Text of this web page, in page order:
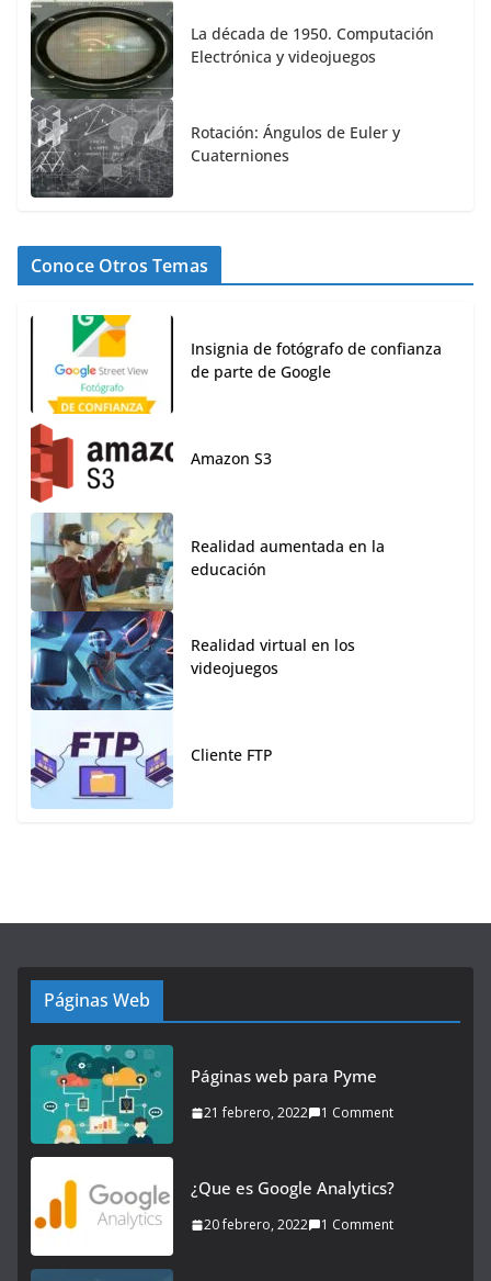
La década de 1950. Computación
Electrónica y videojuegos
Rotación: Ángulos de Euler y
Cuaterniones
Conoce Otros Temas
Insignia de fotógrafo de confianza
de parte de Google
Amazon S3
Realidad aumentada en la
educación
Realidad virtual en los
videojuegos
Cliente FTP
Páginas Web
Páginas web para Pyme
21 febrero, 2022 1 Comment
¿Que es Google Analytics?
20 febrero, 2022 1 Comment